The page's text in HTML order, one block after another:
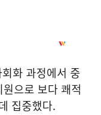
화 과정에서 중
원으로 보다 쾌적
집중했다.